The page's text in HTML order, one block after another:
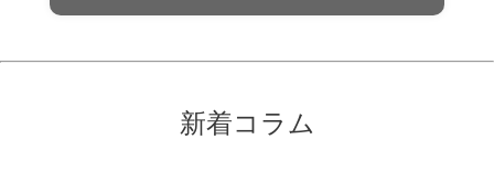
新着コラム